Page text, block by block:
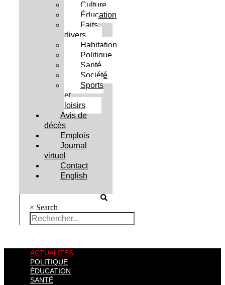
Culture
Éducation
Faits
divers
Habitation
Politique
Santé
Société
Sports
et
loisirs
Avis de
décès
Emplois
Journal
virtuel
Contact
English
× Search
ACTUALITÉS
POLITIQUE
ÉDUCATION
SANTÉ